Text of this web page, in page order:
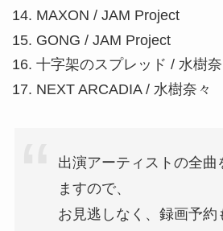
MAXON / JAM Project
GONG / JAM Project
十字架のスプレッド / 水樹奈
NEXT ARCADIA / 水樹奈々
出演アーティストの全曲
ますので、
お見逃しなく、録画予約